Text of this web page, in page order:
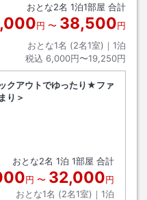
おとな2名 1泊1部屋 合計
円 〜 38,500円
おとな1名 (2名1室)｜ 1泊
税込 6,000円〜19,250円
クアウトでゆったり★ファ
り＞
おとな2名 1泊 1部屋 合計
円 〜 32,000円
おとな1名 (2名1室)｜ 1泊